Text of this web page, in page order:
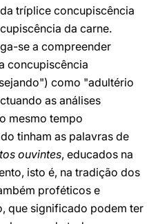
tríplice concupiscência
da carne.
se a compreender
concupiscência
como "adultério
as análises
mesmo tempo
tinham as palavras de
ouvintes, educados na
isto é, na tradição dos
proféticos e
que significado podem ter